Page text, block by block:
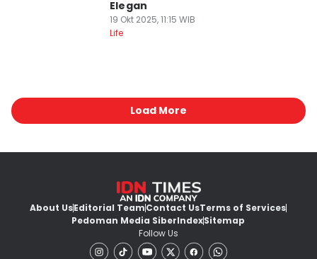
Elegan
19 Okt 2025, 11:15 WIB
Life
Load More
About UsEditorial TeamContact UsTerms of Services
Pedoman Media SiberIndexSitemap
Follow Us